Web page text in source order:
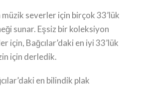
müzik severler için birçok 33’lük
sunar. Eşsiz bir koleksiyon
için, Bağcılar’daki en iyi 33’lük
için derledik.
en bilindik plak